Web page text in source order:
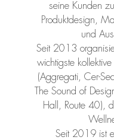
seine Kunden
Produktdesign,
und
Seit 2013
wichtigste
(Aggregati, Cer-
The Sound of
Hall, Route 40),
Seit 2019 ist